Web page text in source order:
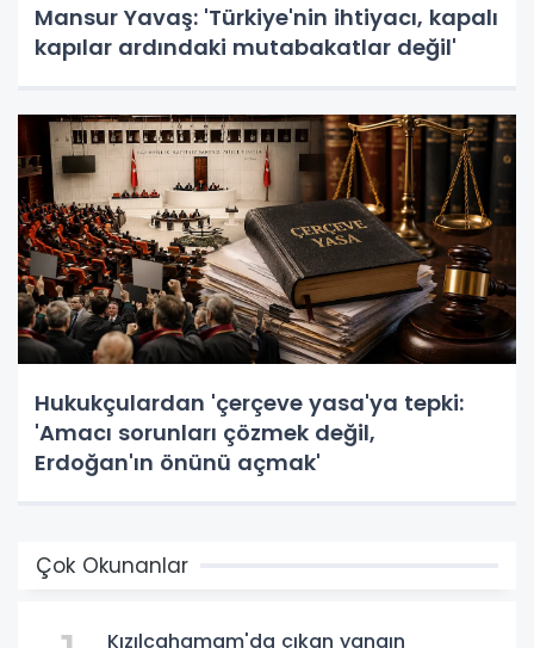
Mansur Yavaş: 'Türkiye'nin ihtiyacı, kapalı
kapılar ardındaki mutabakatlar değil'
Hukukçulardan 'çerçeve yasa'ya tepki:
'Amacı sorunları çözmek değil,
Erdoğan'ın önünü açmak'
Çok Okunanlar
Kızılcahamam'da çıkan yangın